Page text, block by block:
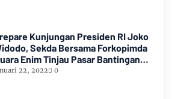
Kunjungan Presiden RI Joko
Sekda Bersama Forkopimda
Enim Tinjau Pasar Bantingan
Enim
22, 2022 0